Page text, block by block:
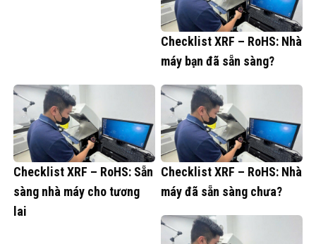
Checklist XRF – RoHS: Nhà
máy bạn đã sẵn sàng?
Checklist XRF – RoHS: Sẵn
sàng nhà máy cho tương
lai
Checklist XRF – RoHS: Nhà
máy đã sẵn sàng chưa?